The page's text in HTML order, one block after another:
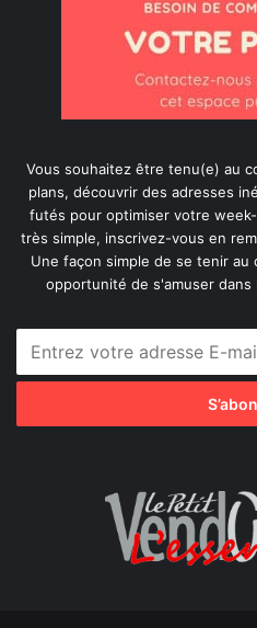
Vous souhaitez être tenu(e) au
plans, découvrir des adresses
futés pour optimiser votre week-
très simple, inscrivez-vous en
Une façon simple de se tenir
opportunité de s'amuser